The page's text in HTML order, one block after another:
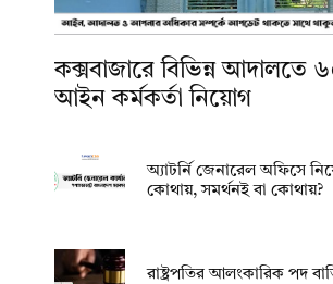
কক্সবাজারে বিভিন্ন আদালতে
আইন কর্মকর্তা নিয়োগ
অ্যাটর্নি জেনারেল অফিসে
কোথায়, সমর্থনই বা কোথায়?
রাষ্ট্রপতির আলংকারিক পদ